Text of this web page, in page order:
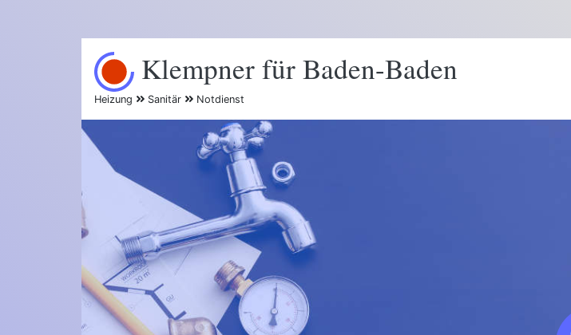
Klempner für Baden-Baden
Heizung Sanitär Notdienst